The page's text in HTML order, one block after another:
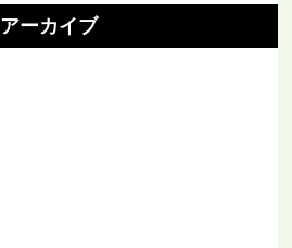
アーカイブ